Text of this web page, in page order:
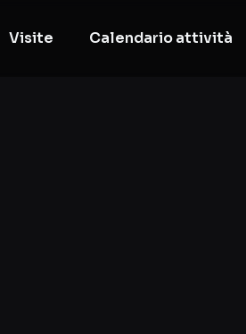
Visite Calendario attività